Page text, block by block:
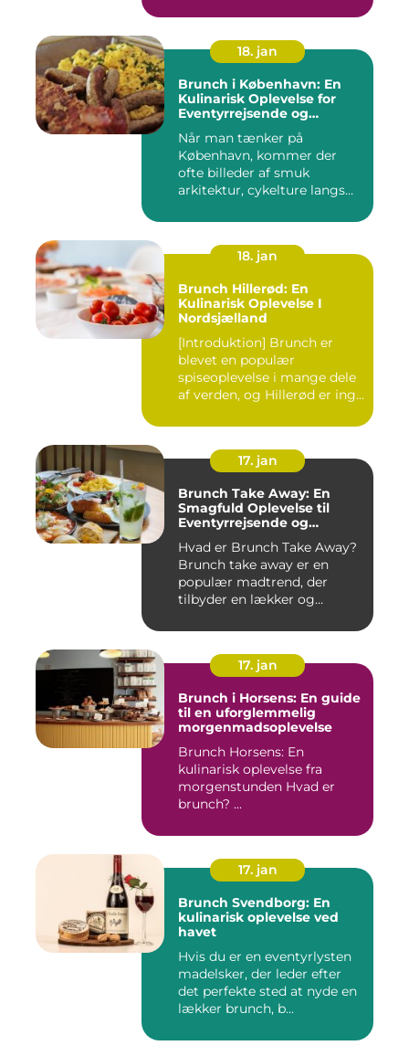
18. jan
Brunch i København: En
Kulinarisk Oplevelse for
Eventyrrejsende og
VIDEO HER]
Når man tænker på
København, kommer der
ofte billeder af smuk
arkitektur, cykelture langs
18. jan
Brunch Hillerød: En
Kulinarisk Oplevelse I
Nordsjælland
[Introduktion] Brunch er
blevet en populær
spiseoplevelse i mange dele
af verden, og Hillerød er ing...
17. jan
Brunch Take Away: En
Smagfuld Oplevelse til
Eventyrrejsende og
Hvad er Brunch Take Away?
Brunch take away er en
populær madtrend, der
tilbyder en lækker og
17. jan
Brunch i Horsens: En guide
til en uforglemmelig
morgenmadsoplevelse
Brunch Horsens: En
kulinarisk oplevelse fra
morgenstunden Hvad er
brunch? ...
17. jan
Brunch Svendborg: En
kulinarisk oplevelse ved
havet
Hvis du er en eventyrlysten
madelsker, der leder efter
det perfekte sted at nyde en
lækker brunch, b...